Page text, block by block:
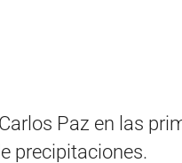
Paz en las
precipitaciones.